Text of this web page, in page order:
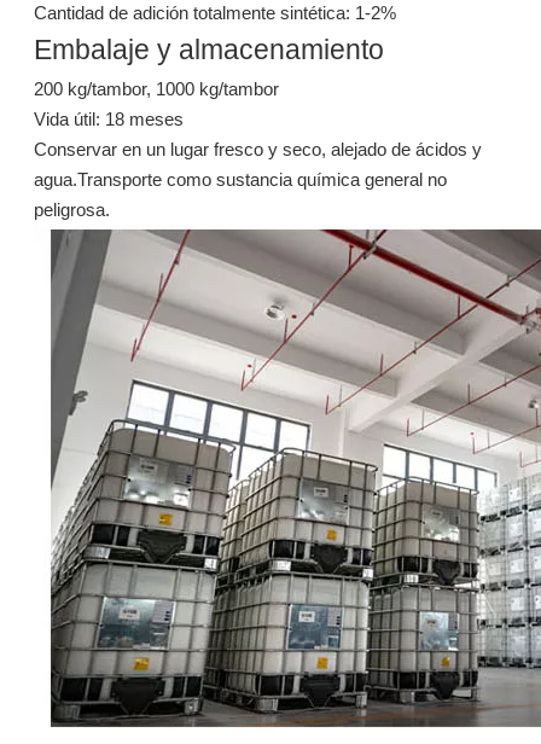
1606 éster emulsionable para fluidos de corte semisintéticos / fluidos de metal
Preguntar Preguntar
1409b éster polimérico para fluidos de metalurgia a base de agua 1409b éster polimérico para fluidos de metalurgia a base de agua
Cantidad de adición totalmente sintética: 1-2%
Embalaje y almacenamiento
200 kg/tambor, 1000 kg/tambor
Vida útil: 18 meses
Conservar en un lugar fresco y seco, alejado de ácidos y
agua.Transporte como sustancia química general no
peligrosa.